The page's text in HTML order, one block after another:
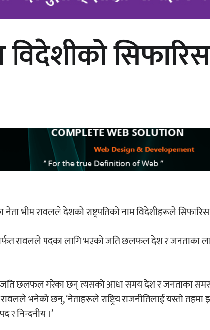
अफिस’ को परिचर्चा सम्पन्न
अर्जुन
भनेकै यस्तो होला’को शीर्ष
विदेशीको
भीम रावलले देशको राष्ट्रपतिको नाम विदेशीहरूले
रावलले पदका लागि भएको जति छलफल देश र जनताका
जति छलफल गरेका छन् त्यसको आधा समय देश र जनताका
भनेको छन्, ‘नेताहरूले राष्ट्रिय राजनीतिलाई यस्तो तहमा
र निन्दनीय ।’